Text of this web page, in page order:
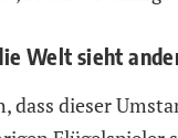
Welt sieht
dass dieser